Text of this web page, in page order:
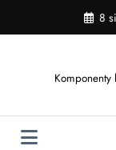
content
8